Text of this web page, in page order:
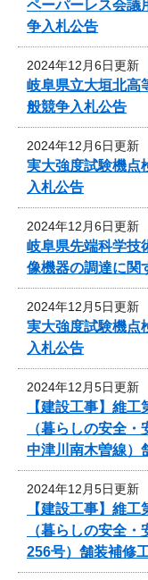
ペーパーレス会議
争入札公告
2024年12月6日更新
岐阜県立大垣北高
般競争入札公告
2024年12月6日更新
実大強度試験機点
入札公告
2024年12月6日更新
岐阜県先端科学
像機器の調達に関
2024年12月5日更新
実大強度試験機点
入札公告
2024年12月5日更新
【建設工事】維
（暮らしの安全
中津川南木曽線）
2024年12月5日更新
【建設工事】維
（暮らしの安全
256号）舗装補修